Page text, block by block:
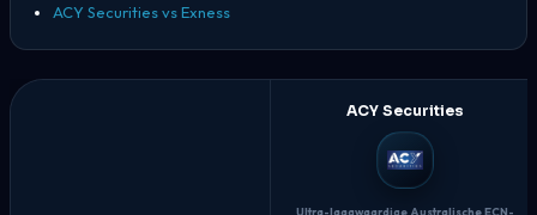
ACY Securities vs Exness
ACY Securities
Ultra-laagwaardige Australische ECN-